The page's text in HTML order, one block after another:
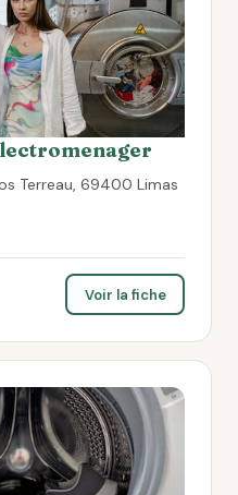
Terreau, 69400 Limas
Voir la fiche